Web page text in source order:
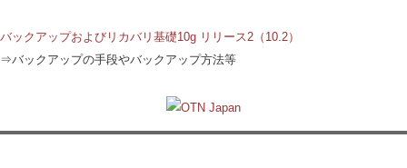
バックアップおよびリカバリ基礎10g リリース2（10.2）
⇒バックアップの手段やバックアップ方法等